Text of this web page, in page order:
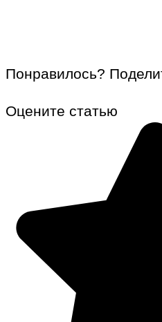
Понравилось?
Оцените статью